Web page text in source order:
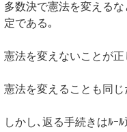
多数決で憲法を変える
定である｡
憲法を変えないことが
憲法を変えることも同
しかし､返る手続きはﾙｰ